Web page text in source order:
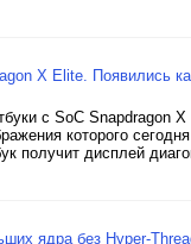
X Elite. Появились
с SoC Snapdragon
которого
получит дисплей
ядра без Hyper-